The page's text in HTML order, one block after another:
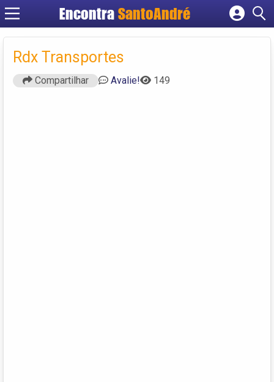
Encontra SantoAndré
Cadastrar empresa
Rdx Transportes
Compartilhar Avalie! 149